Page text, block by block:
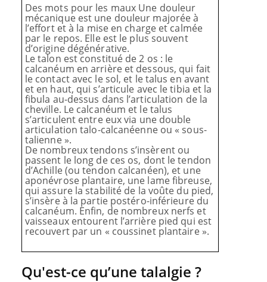
Des mots pour les maux Une douleur
mécanique est une douleur majorée à
l’effort et à la mise en charge et calmée
par le repos. Elle est le plus souvent
d’origine dégénérative.
Le talon est constitué de 2 os : le
calcanéum en arrière et dessous, qui fait
le contact avec le sol, et le talus en avant
et en haut, qui s’articule avec le tibia et la
fibula au-dessus dans l’articulation de la
cheville. Le calcanéum et le talus
s’articulent entre eux via une double
articulation talo-calcanéenne ou « sous-
talienne ».
De nombreux tendons s’insèrent ou
passent le long de ces os, dont le tendon
d’Achille (ou tendon calcanéen), et une
aponévrose plantaire, une lame fibreuse,
qui assure la stabilité de la voûte du pied,
s’insère à la partie postéro-inférieure du
calcanéum. Enfin, de nombreux nerfs et
vaisseaux entourent l’arrière pied qui est
recouvert par un « coussinet plantaire ».
Qu'est-ce qu’une talalgie ?